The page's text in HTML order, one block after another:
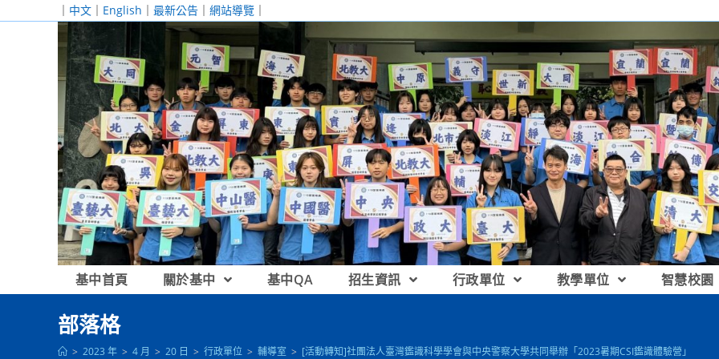
｜ 中文 ｜ English ｜ 最新公告 ｜ 網站導覽 ｜
基中首頁 關於基中 基中QA 招生資訊 行政單位 教學單位 智慧校園
部落格
> 2023 年 > 4 月 > 20 日 > 行政單位 > 輔導室 > [活動轉知]社團法人臺灣鑑識科學學會與中央警察大學共同舉辦「2023暑期CSI鑑識體驗營」